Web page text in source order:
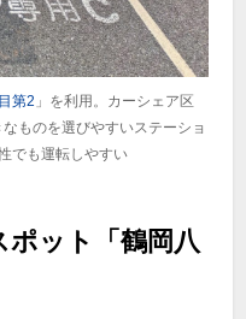
第2 」を利用。カーシェア区
ものを選びやすいステーショ
でも運転しやすい
ポット「鶴岡八